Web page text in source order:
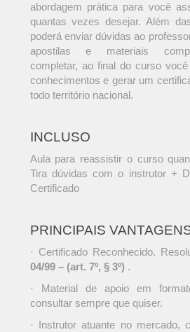
abordagem prática para você
quantas vezes desejar. Além
poderá enviar dúvidas ao
apostilas e materiais
completar, ao final do curso
conhecimentos e gerar um
todo território nacional.
INCLUSO
Aula para reassistir o curso
Tira dúvidas com o instrutor +
Certificado
PRINCIPAIS
· Certificado Reconhecido.
04/99 – (art. 7º, § 3º) .
· Material de apoio em
consultar sempre que quiser.
· Instrutor atuante no mercado,